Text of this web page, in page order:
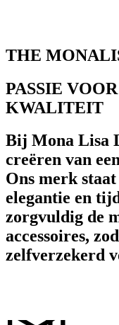
THE
PASSIE
KWALITEIT
Bij Mona Lisa
creëren van
Ons merk
elegantie en
zorgvuldig de
accessoires,
zelfverzekerd